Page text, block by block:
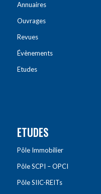
Annuaires
Ouvrages
Revues
Évènements
Etudes
ETUDES
Pôle Immobilier
Pôle SCPI – OPCI
Pôle SIIC-REITs